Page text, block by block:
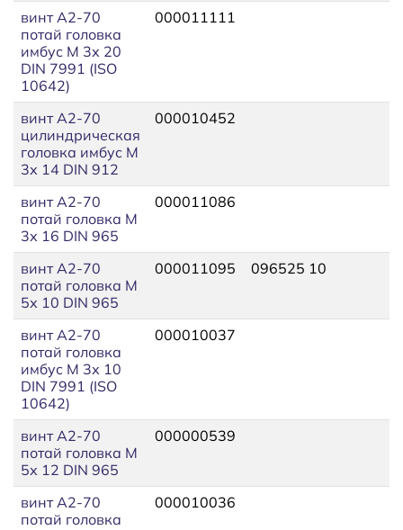
винт A2-70
потай головка
имбус М 3х 20
DIN 7991 (ISO
10642)
000011111
винт A2-70
цилиндрическая
головка имбус М
3х 14 DIN 912
000010452
винт A2-70
потай головка М
3х 16 DIN 965
000011086
винт A2-70
потай головка М
5х 10 DIN 965
000011095 096525 10
винт A2-70
потай головка
имбус М 3х 10
DIN 7991 (ISO
10642)
000010037
винт A2-70
потай головка М
5х 12 DIN 965
000000539
винт A2-70
потай головка
000010036